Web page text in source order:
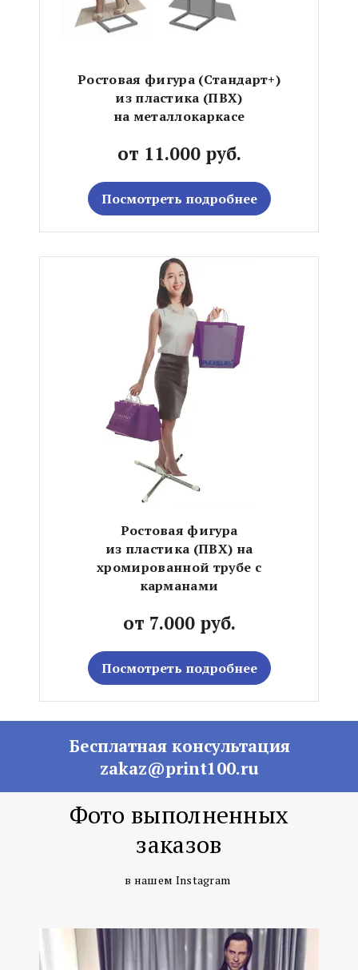
Ростовая фигура (Стандарт+)
из пластика (ПВХ)
на металлокаркасе
от 11.000 руб.
Посмотреть подробнее
Ростовая фигура
из пластика (ПВХ) на
хромированной трубе с
карманами
от 7.000 руб.
Посмотреть подробнее
Бесплатная консультация
zakaz@print100.ru
Фото выполненных
заказов
в нашем Instagram